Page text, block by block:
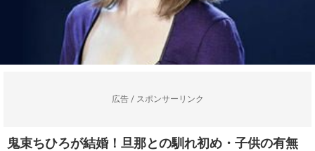
広告 / スポンサーリンク
鬼束ちひろが結婚！旦那との馴れ初め・子供の有無